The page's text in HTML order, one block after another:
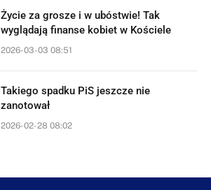
Życie za grosze i w ubóstwie! Tak
wyglądają finanse kobiet w Kościele
2026-03-03 08:51
Takiego spadku PiS jeszcze nie
zanotował
2026-02-28 08:02